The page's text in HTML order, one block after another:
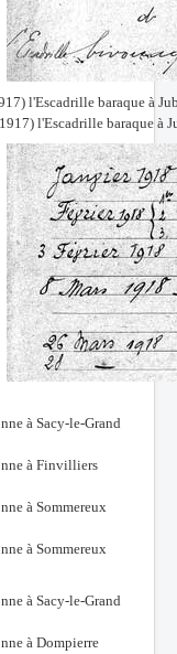
l'Escadrille baraque à
l'Escadrille baraque à
à Sacy-le-Grand
à Finvilliers
à Sommereux
à Sommereux
à Sacy-le-Grand
à Dompierre